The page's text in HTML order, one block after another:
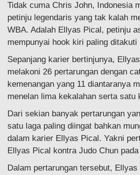
Tidak cuma Chris John, Indonesia
petinju legendaris yang tak kalah
WBA. Adalah Ellyas Pical, petinju
mempunyai hook kiri paling ditakuti
Sepanjang karier bertinjunya,
melakoni 26 pertarungan dengan
kemenangan yang 11 diantaranya
menelan lima kekalahan serta satu
Dari sekian banyak pertarungan
satu laga paling diingat bahkan
dalam karier Ellyas Pical. Yakni
Ellyas Pical kontra Judo Chun
Dalam pertarungan tersebut,